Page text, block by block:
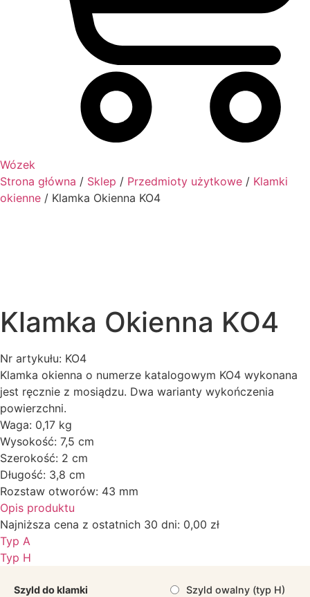
Wózek
Strona główna / Sklep / Przedmioty użytkowe / Klamki
okienne / Klamka Okienna KO4
Klamka Okienna KO4
Nr artykułu: KO4
Klamka okienna o numerze katalogowym KO4 wykonana
jest ręcznie z mosiądzu. Dwa warianty wykończenia
powierzchni.
Waga: 0,17 kg
Wysokość: 7,5 cm
Szerokość: 2 cm
Długość: 3,8 cm
Rozstaw otworów: 43 mm
Opis produktu
Najniższa cena z ostatnich 30 dni: 0,00 zł
Typ A
Typ H
Szyld do klamki Szyld owalny (typ H)